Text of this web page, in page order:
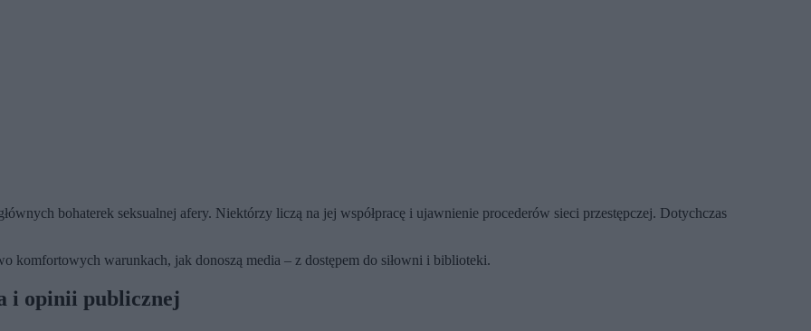
bohaterek seksualnej afery. Niektórzy liczą na jej współpracę i ujawnienie procederów sieci przestępczej. Dotychczas
komfortowych warunkach, jak donoszą media – z dostępem do siłowni i biblioteki.
i opinii publicznej